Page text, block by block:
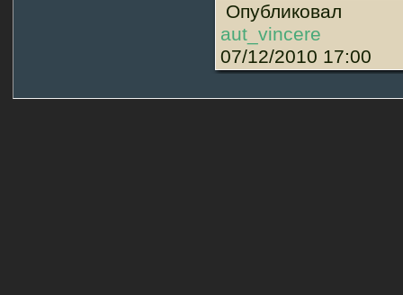
Опубликовал
aut_vincere
07/12/2010 17:00